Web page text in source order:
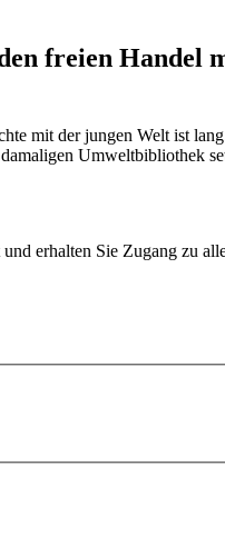
freien Handel
mit der jungen Welt ist
Umweltbibliothek
erhalten Sie Zugang zu